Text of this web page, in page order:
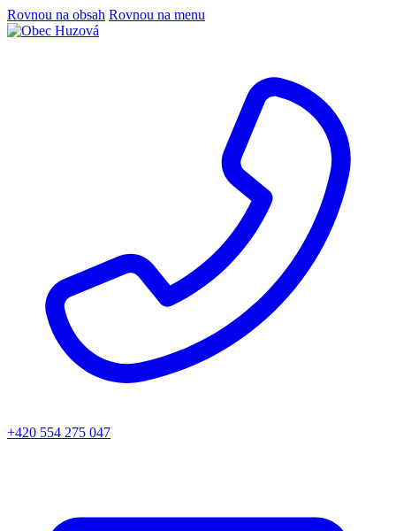
Rovnou na obsah Rovnou na menu
+420 554 275 047